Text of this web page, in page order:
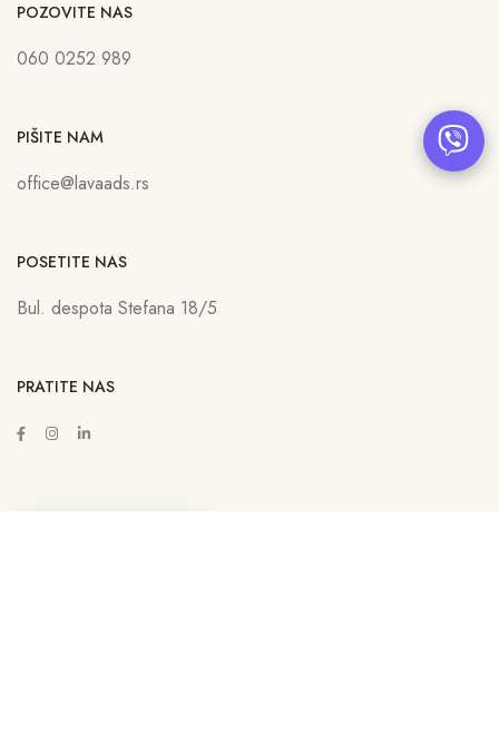
POZOVITE NAS
060 0252 989
PIŠITE NAM
office@lavaads.rs
POSETITE NAS
Bul. despota Stefana 18/5
PRATITE NAS